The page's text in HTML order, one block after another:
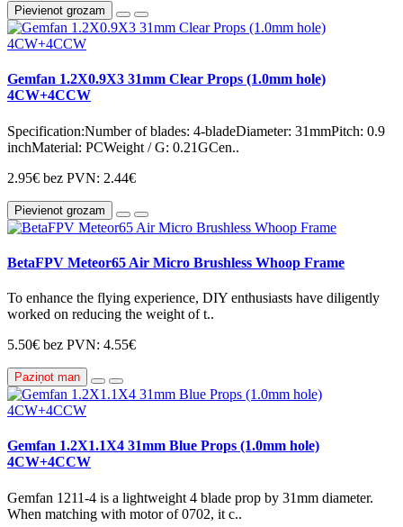
Pievienot grozam
Gemfan 1.2X0.9X3 31mm Clear Props (1.0mm hole)
4CW+4CCW
Specification:Number of blades: 4-bladeDiameter: 31mmPitch: 0.9
inchMaterial: PCWeight / G: 0.21GCen..
2.95€ bez PVN: 2.44€
Pievienot grozam
BetaFPV Meteor65 Air Micro Brushless Whoop Frame
To enhance the flying experience, DIY enthusiasts have diligently
worked on reducing the weight of t..
5.50€ bez PVN: 4.55€
Paziņot man
Gemfan 1.2X1.1X4 31mm Blue Props (1.0mm hole)
4CW+4CCW
Gemfan 1211-4 is a lightweight 4 blade prop by 31mm diameter.
When matching with motor of 0702, it c..